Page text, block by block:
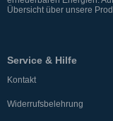
Übersicht über unsere
Service & Hilfe
Kontakt
Widerrufsbelehrung